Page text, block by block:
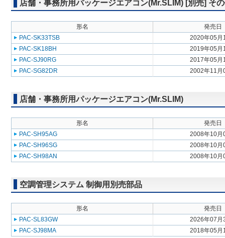
店舗・事務所用パッケージエアコン(Mr.SLIM) [別売] そ
形名
発売日
PAC-SK33TSB
2020年05月
PAC-SK18BH
2019年05月
PAC-SJ90RG
2017年05月
PAC-SG82DR
2002年11月
店舗・事務所用パッケージエアコン(Mr.SLIM)
形名
発売日
PAC-SH95AG
2008年10月
PAC-SH96SG
2008年10月
PAC-SH98AN
2008年10月
空調管理システム 制御用別売部品
形名
発売日
PAC-SL83GW
2026年07月
PAC-SJ98MA
2018年05月